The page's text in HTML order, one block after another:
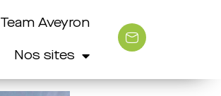
Team Aveyron
Nos sites